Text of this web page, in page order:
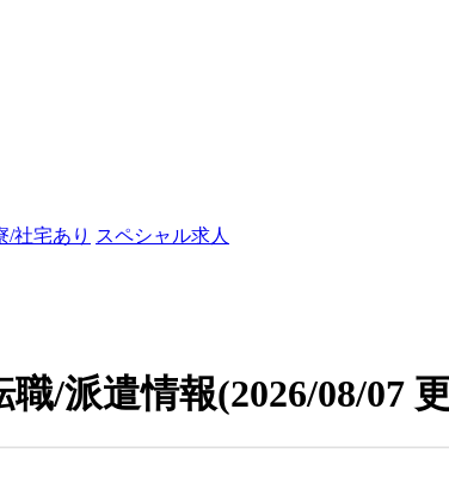
/社宅あり スペシャル求人
職/派遣情報(2026/08/07